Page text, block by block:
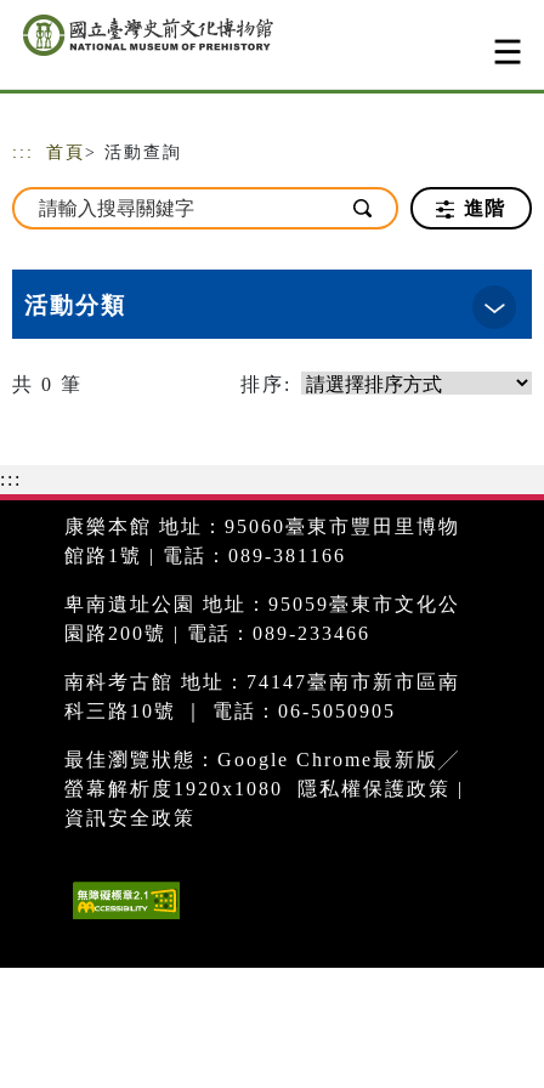
跳到主要內容
網站導覽
::: 首頁 > 活動查詢
進階
活動分類
共 0 筆 排序:
:::
康樂本館 地址：95060臺東市豐田里博物
館路1號 | 電話：089-381166
卑南遺址公園 地址：95059臺東市文化公
園路200號 | 電話：089-233466
南科考古館 地址：74147臺南市新市區南
科三路10號 ｜ 電話：06-5050905
最佳瀏覽狀態：Google Chrome最新版╱
螢幕解析度1920x1080
隱私權保護政策 |
資訊安全政策